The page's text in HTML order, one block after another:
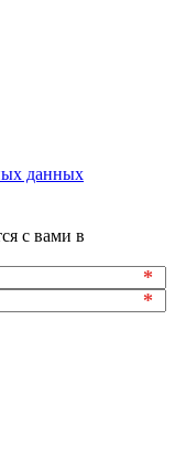
данных
с вами в
*
*